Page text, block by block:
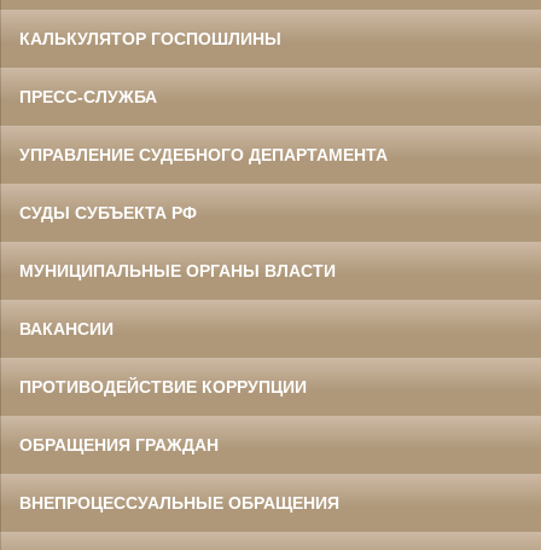
КАЛЬКУЛЯТОР ГОСПОШЛИНЫ
ПРЕСС-СЛУЖБА
УПРАВЛЕНИЕ СУДЕБНОГО ДЕПАРТАМЕНТА
СУДЫ СУБЪЕКТА РФ
МУНИЦИПАЛЬНЫЕ ОРГАНЫ ВЛАСТИ
ВАКАНСИИ
ПРОТИВОДЕЙСТВИЕ КОРРУПЦИИ
ОБРАЩЕНИЯ ГРАЖДАН
ВНЕПРОЦЕССУАЛЬНЫЕ ОБРАЩЕНИЯ